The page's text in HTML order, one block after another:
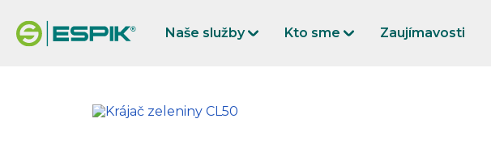
Naše služby Kto sme Zaujímavosti